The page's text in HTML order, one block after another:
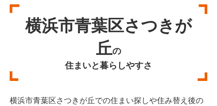
横浜市青葉区さつきが
丘の
住まいと暮らしやすさ
横浜市青葉区さつきが丘での住まい探しや住み替え後の